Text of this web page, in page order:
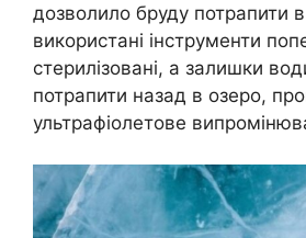
дозволило бруду потрапити
використані інструменти
стерилізовані, а залишки
потрапити назад в озеро,
ультрафіолетове